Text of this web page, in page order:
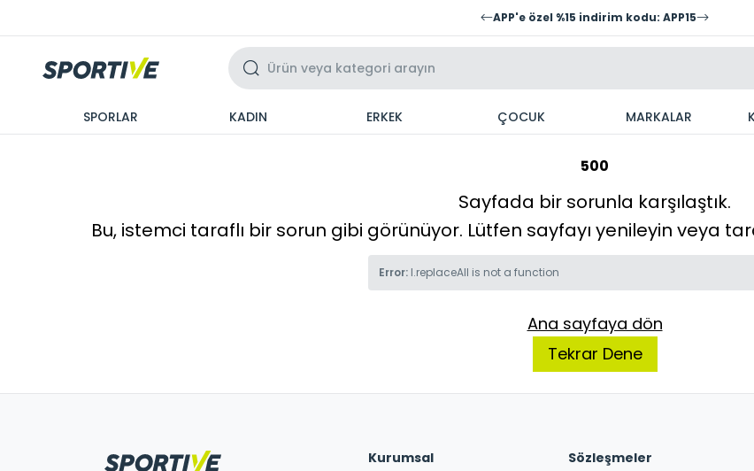
APP'e özel %15 indirim kodu: APP15
SPORLAR KADIN ERKEK ÇOCUK MARKALAR
500
Sayfada bir sorunla karşılaştık.
Bu, istemci taraflı bir sorun gibi görünüyor. Lütfen sayfayı yenileyin veya
Error: l.replaceAll is not a function
Ana sayfaya dön
Tekrar Dene
Kurumsal Sözleşmeler